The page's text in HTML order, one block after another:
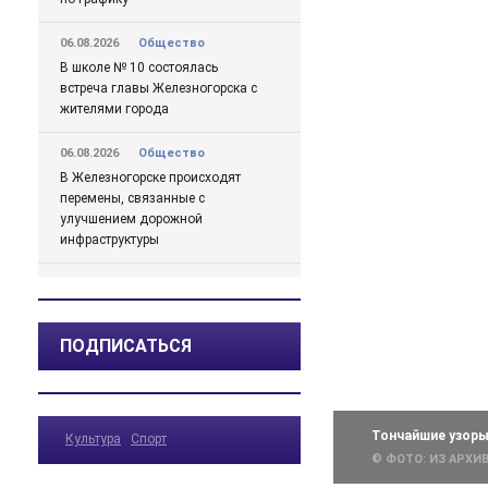
06.08.2026 Общество
В школе № 10 состоялась
встреча главы Железногорска с
жителями города
06.08.2026 Общество
В Железногорске происходят
перемены, связанные с
улучшением дорожной
инфраструктуры
некачественный ремонт
автомобиля
06.08.2026 Происшествия
Жительницу Железногорска
ПОДПИСАТЬСЯ
Культура Спорт Тончайшие узоры
© ФОТО: ИЗ